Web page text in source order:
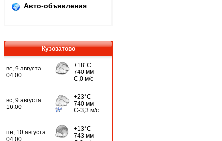
Авто-объявления
Кузоватово